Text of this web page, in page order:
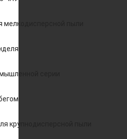
пыли
серии
крупнодисперсной пыли